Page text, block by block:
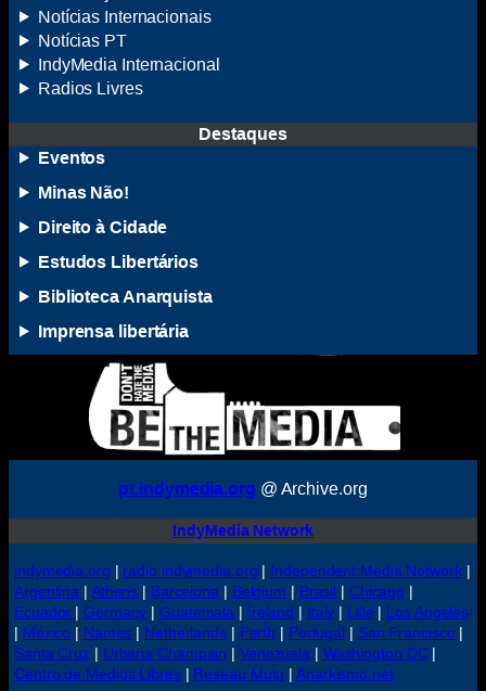
Notícias Internacionais
Notícias PT
IndyMedia Internacional
Radios Livres
Destaques
Eventos
Minas Não!
Direito à Cidade
Estudos Libertários
Biblioteca Anarquista
Imprensa libertária
pt.indymedia.org @ Archive.org
IndyMedia Network
indymedia.org radio.indymedia.org Independent Media Network|
Argentina
Athens Barcelona Belgium Brasil Chicago
Ecuador
|Germany |Guatemala Ireland Italy Lille
Los Angeles
México Nantes Netherlands| Perth Portugal San Francisco
Santa Cruz
Urbana Champain Venezuela Washington DC|
Centro de Medios Libres| Reseau Mutu |Anarkismo.net